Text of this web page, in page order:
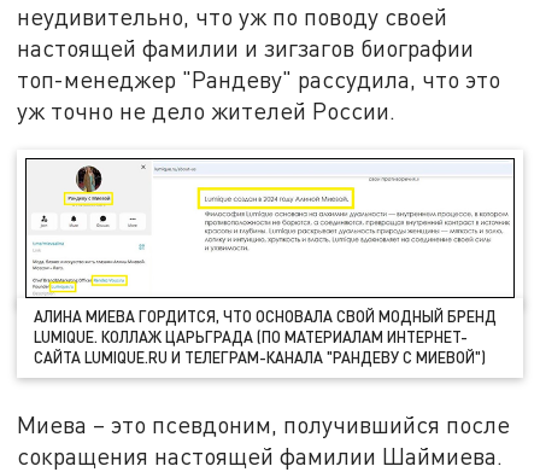
неудивительно, что уж по поводу своей
настоящей фамилии и зигзагов биографии
топ-менеджер "Рандеву" рассудила, что это
уж точно не дело жителей России.
АЛИНА МИЕВА ГОРДИТСЯ, ЧТО ОСНОВАЛА СВОЙ МОДНЫЙ БРЕНД
LUMIQUE. КОЛЛАЖ ЦАРЬГРАДА (ПО МАТЕРИАЛАМ ИНТЕРНЕТ-
САЙТА LUMIQUE.RU И ТЕЛЕГРАМ-КАНАЛА "РАНДЕВУ С МИЕВОЙ")
Миева – это псевдоним, получившийся после
сокращения настоящей фамилии Шаймиева.